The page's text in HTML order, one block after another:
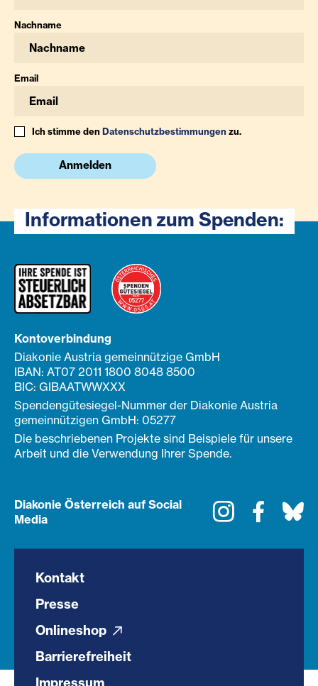
Nachname
Email
Ich stimme denDatenschutzbestimmungenzu.
Anmelden
Informationen zum Spenden:
Kontoverbindung
Diakonie Austria gemeinnützige GmbH
IBAN: AT07 2011 1800 8048 8500
BIC: GIBAATWWXXX
Spendengütesiegel-Nummer der Diakonie Austria
gemeinnützigen GmbH: 05277
Die beschriebenen Projekte sind Beispiele für unsere
Arbeit und die Verwendung Ihrer Spende.
Diakonie Österreich auf Social
Media
Instagram
Kontakt
Presse
Onlineshop
Barrierefreiheit
Impressum